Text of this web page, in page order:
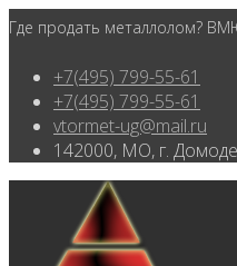
Где продать металлолом?
+7(495) 799-55-61
+7(495) 799-55-61
vtormet-ug@mail.ru
142000, МО, г.